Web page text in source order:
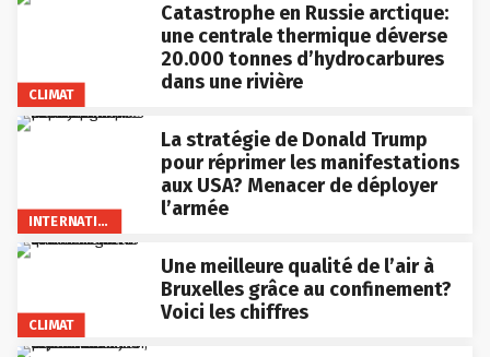
CLIMAT
Catastrophe en Russie arctique:
une centrale thermique déverse
20.000 tonnes d’hydrocarbures
dans une rivière
INTERNATIONAL
La stratégie de Donald Trump
pour réprimer les manifestations
aux USA? Menacer de déployer
l’armée
CLIMAT
Une meilleure qualité de l’air à
Bruxelles grâce au confinement?
Voici les chiffres